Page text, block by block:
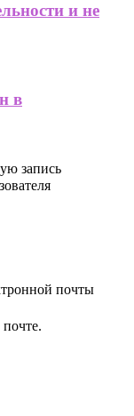
и не
в
запись
почты